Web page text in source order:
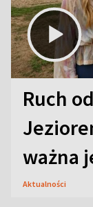
Ruch
ważna
Aktualności